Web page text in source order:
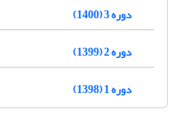
دوره 3 (1400)
دوره 2 (1399)
دوره 1 (1398)